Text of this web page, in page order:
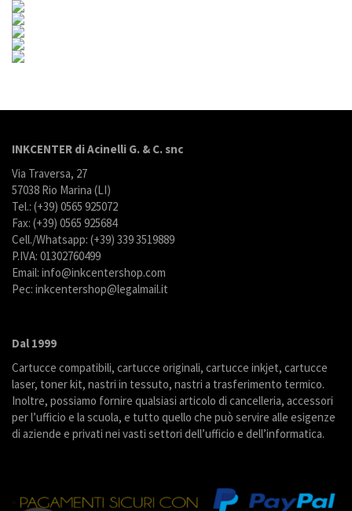
INKCENTER di Acinelli G. & C. snc
Via Traversa, 27
57038 Rio Marina (LI)
Tel.: (+39) 0565 925072
Fax: (+39) 0565 925684
Cell./Whatsapp: (+39) 339 3519889
P.IVA: 01302760499
Email: info@inkcentershop.com
Pec: inkcentershop@legalmail.it
Dal 1999
Cartucce compatibili, cartucce originali, cartucce inkjet, cartucce
laser, toner kit, nastri in tessuto, nastri a trasferimento termico.
Inoltre, possiamo fornire qualsiasi articolo di cancelleria, accessori
per l’ufficio e la scuola, e tutto quello che può servire alle esigenze
di aziende e privati nei vasti settori dell’ufficio e dell’informatica.